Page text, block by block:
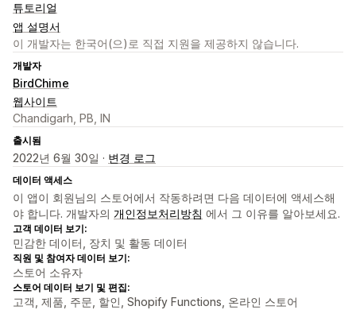
튜토리얼
앱 설명서
이 개발자는 한국어(으)로 직접 지원을 제공하지 않습니다.
개발자
BirdChime
웹사이트
Chandigarh, PB, IN
출시됨
2022년 6월 30일 · 변경 로그
데이터 액세스
이 앱이 회원님의 스토어에서 작동하려면 다음 데이터에 액세스해
야 합니다. 개발자의 개인정보처리방침 에서 그 이유를 알아보세요.
고객 데이터 보기:
민감한 데이터, 장치 및 활동 데이터
직원 및 참여자 데이터 보기:
스토어 소유자
스토어 데이터 보기 및 편집:
고객, 제품, 주문, 할인, Shopify Functions, 온라인 스토어